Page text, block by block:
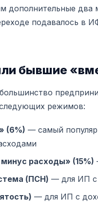
дополнительные два
подавалось в
бывшие
режимов:
(6%) — самый
расходы» (15%)
(ПСН) — для ИП с
— для ИП с